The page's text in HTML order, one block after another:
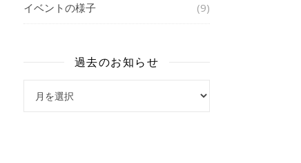
イベントの様子 (9)
過去のお知らせ